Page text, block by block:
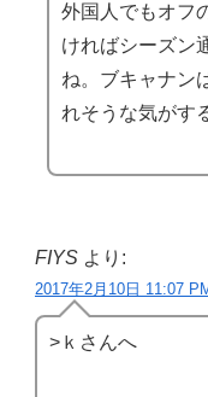
外国人でもオフ
ければシーズン
ね。ブキャナン
れそうな気がす
FIYS より:
2017年2月10日 11:07
>ｋさんへ